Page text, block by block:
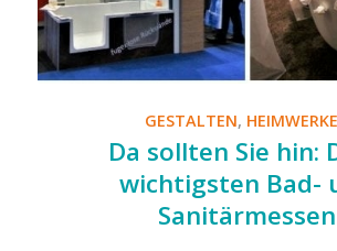
GESTALTEN,
Da sollten Sie hin:
wichtigsten Bad-
Sanitärmessen